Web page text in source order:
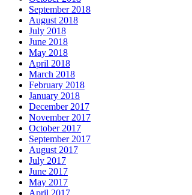
September 2018
August 2018
July 2018
June 2018
May 2018
April 2018
March 2018
February 2018
January 2018
December 2017
November 2017
October 2017
September 2017
August 2017
July 2017
June 2017
May 2017
April 2017